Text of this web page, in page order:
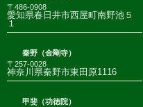
〒486-0908
愛知県春日井市西屋町南野池５
１
秦野（金剛寺）
〒257-0028
神奈川県秦野市東田原1116
甲斐（功徳院）